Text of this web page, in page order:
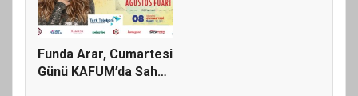
Funda Arar, Cumartesi
Günü KAFUM’da Sahne